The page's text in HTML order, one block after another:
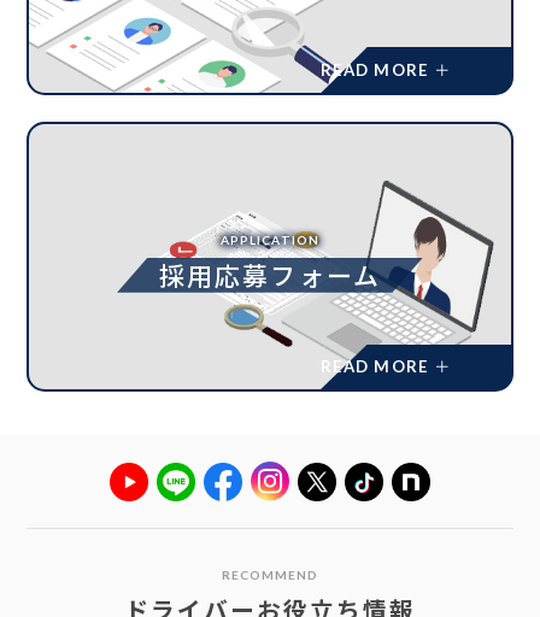
APPLICATION
採用応募フォーム
RECOMMEND
ドライバーお役立ち情報